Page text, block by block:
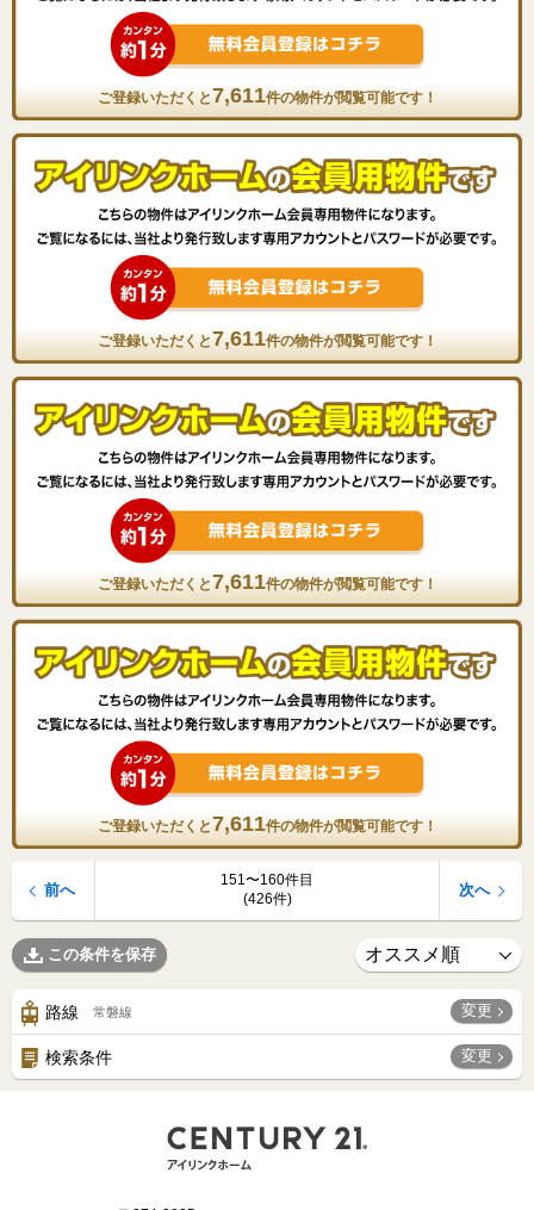
ご登録いただくと7,611件の物件が閲覧可能です！
ご登録いただくと7,611件の物件が閲覧可能です！
ご登録いただくと7,611件の物件が閲覧可能です！
ご登録いただくと7,611件の物件が閲覧可能です！
151〜160件目
(426件)
前へ 次へ
この条件を保存
路線 常磐線 変更
検索条件 変更